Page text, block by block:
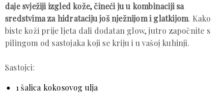
daje svježiji izgled kože, čineći ju u kombinaciji sa
sredstvima za hidrataciju još nježnijom i glatkijom. Kako
biste koži prije ljeta dali dodatan glow, jutro započnite s
pilingom od sastojaka koji se kriju i u vašoj kuhinji.
Sastojci:
1 šalica kokosovog ulja